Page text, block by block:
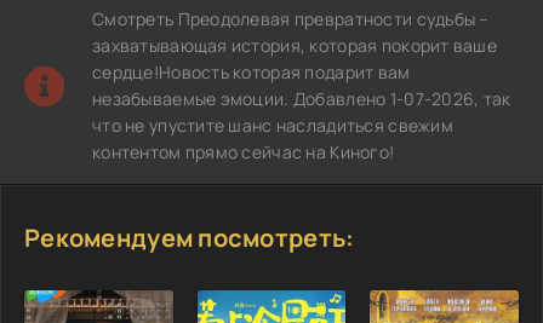
Смотреть Преодолевая превратности судьбы –
захватывающая история, которая покорит ваше
сердце!Новость которая подарит вам
незабываемые эмоции. Добавлено 1-07-2026, так
что не упустите шанс насладиться свежим
контентом прямо сейчас на Киного!
Рекомендуем посмотреть: